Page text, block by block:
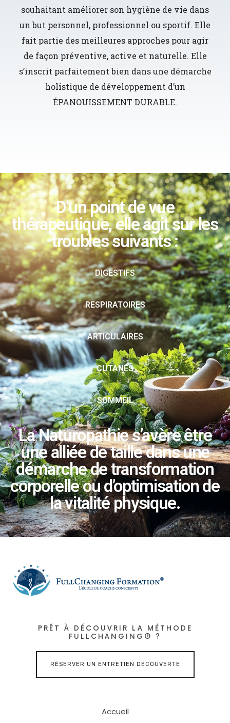
souhaitant améliorer son hygiène de vie dans
un but personnel, professionnel ou sportif. Elle
fait partie des meilleures approches pour agir
de façon préventive, active et naturelle. Elle
s’inscrit parfaitement bien dans une démarche
holistique de développement d’un
ÉPANOUISSEMENT DURABLE.
D’un point de vue
thérapeutique, elle agit sur les
troubles suivants :
DIGESTIFS
RESPIRATOIRES
ARTICULAIRES
CUTANÉS
SOMMEIL
La Naturopathie s’avère être
une alliée de taille dans une
démarche de transformation
corporelle ou d’optimisation de
la vitalité physique.
PRÊT À DÉCOUVRIR LA MÉTHODE
FULLCHANGING® ?
RÉSERVER UN ENTRETIEN DÉCOUVERTE
Accueil